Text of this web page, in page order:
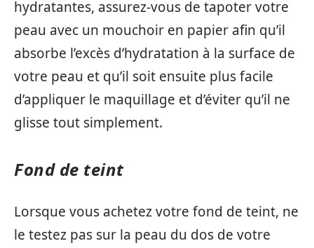
hydratantes, assurez-vous de tapoter votre
peau avec un mouchoir en papier afin qu’il
absorbe l’excès d’hydratation à la surface de
votre peau et qu’il soit ensuite plus facile
d’appliquer le maquillage et d’éviter qu’il ne
glisse tout simplement.
Fond de teint
Lorsque vous achetez votre fond de teint, ne
le testez pas sur la peau du dos de votre